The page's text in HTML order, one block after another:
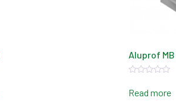
Aluprof MB
0
out
Read more